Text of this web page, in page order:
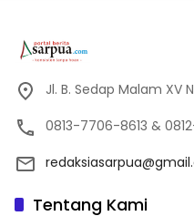
Jl. B. Sedap Malam XV
0813-7706-8613 &
Tentang Kami